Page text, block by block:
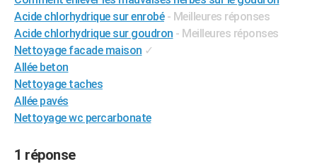
Guide de la santé
VOYAGE
Destinations
City break
Voyage nature
Voyage de noces
Forum
Climat
+PHOTO
GUIDES D'ACHAT
BONS PLANS
Acide chlorhydrique sur enrobé - Meilleures réponses
Acide chlorhydrique sur goudron - Meilleures réponses
Nettoyage facade maison ✓
Allée beton
Nettoyage taches
Allée pavés
Nettoyage wc percarbonate
1 réponse